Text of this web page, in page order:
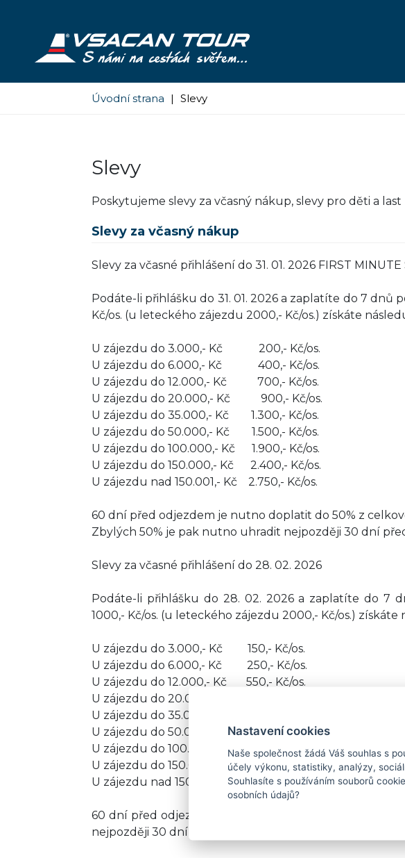
Úvodní strana | Slevy
Slevy
Poskytujeme slevy za včasný nákup, slevy pro děti a
Slevy za včasný nákup
Slevy za včasné přihlášení do 31. 01. 2026 FIRST MINUTE
Podáte-li přihlášku do 31. 01. 2026 a zaplatíte do 7 dnů
Kč/os. (u leteckého zájezdu 2000,- Kč/os.) získáte
U zájezdu do 3.000,- Kč 200,- Kč/os.
U zájezdu do 6.000,- Kč 400,- Kč/os.
U zájezdu do 12.000,- Kč 700,- Kč/os.
U zájezdu do 20.000,- Kč 900,- Kč/os.
U zájezdu do 35.000,- Kč 1.300,- Kč/os.
U zájezdu do 50.000,- Kč 1.500,- Kč/os.
U zájezdu do 100.000,- Kč 1.900,- Kč/os.
U zájezdu do 150.000,- Kč 2.400,- Kč/os.
U zájezdu nad 150.001,- Kč 2.750,- Kč/os.
60 dní před odjezdem je nutno doplatit do 50% z
Zbylých 50% je pak nutno uhradit nejpozději 30 dní
Slevy za včasné přihlášení do 28. 02. 2026
Podáte-li přihlášku do 28. 02. 2026 a zaplatíte do 7
1000,- Kč/os. (u leteckého zájezdu 2000,- Kč/os.) získáte
U zájezdu do 3.000,- Kč 150,- Kč/os.
U zájezdu do 6.000,- Kč 250,- Kč/os.
U zájezdu do 12.000,- Kč 550,- Kč/os.
U zájezdu do 20.000,- Kč 750,- Kč/os.
U zájezdu do 35.000,- Kč 950,- Kč/os.
U zájezdu do 50.000,- Kč 1.050,- Kč/os.
U zájezdu do 100.000,- Kč 1.650,- Kč/os.
U zájezdu do 150.000,- Kč 2.050,- Kč/os.
U zájezdu nad 150.001,- Kč 2.450,- Kč/os.
60 dní před odjezdem je nutno doplatit do 50% z
nejpozději 30 dní před odjezdem.
Nastavení cookies
Naše společnost žádá Váš souhlas s
účely výkonu, statistiky, analýzy,
Souhlasíte s používáním souborů
osobních údajů?